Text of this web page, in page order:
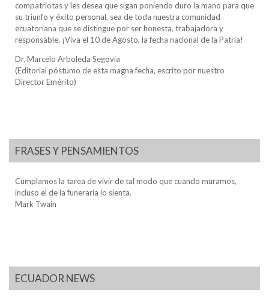
compatriotas y les desea que sigan poniendo duro la mano para que
su triunfo y éxito personal, sea de toda nuestra comunidad
ecuatoriana que se distingue por ser honesta, trabajadora y
responsable. ¡Viva el 10 de Agosto, la fecha nacional de la Patria!
Dr. Marcelo Arboleda Segovia
(Editorial póstumo de esta magna fecha, escrito por nuestro
Director Emérito)
FRASES Y PENSAMIENTOS
Cumplamos la tarea de vivir de tal modo que cuando muramos,
incluso el de la funeraria lo sienta.
Mark Twain
ECUADOR NEWS